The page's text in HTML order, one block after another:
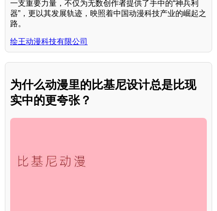
一支重要力量，不仅为无数创作者提供了手中的“神兵利
器”，更以其发展轨迹，映照着中国动漫科技产业的崛起之
路。
绘王动漫科技有限公司
为什么动漫里的比基尼设计总是比现
实中的更夸张？